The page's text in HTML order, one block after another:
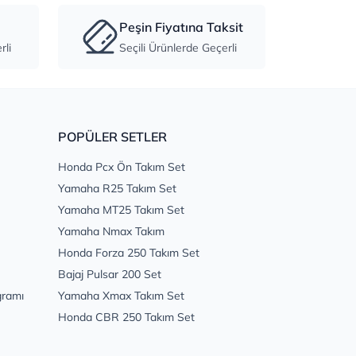
Peşin Fiyatına Taksit
Seçili Ürünlerde Geçerli
POPÜLER SETLER
Honda Pcx Ön Takım Set
Yamaha R25 Takım Set
Yamaha MT25 Takım Set
Yamaha Nmax Takım
Honda Forza 250 Takım Set
Bajaj Pulsar 200 Set
Yamaha Xmax Takım Set
Honda CBR 250 Takım Set